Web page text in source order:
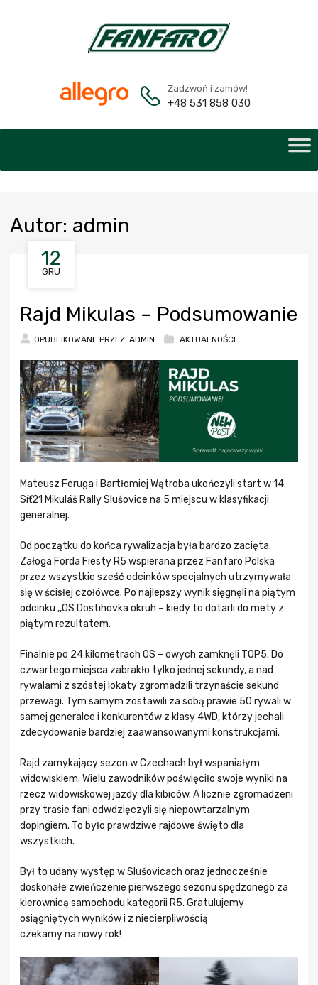
Zadzwoń i zamów!
+48 531 858 030
Autor: admin
12
GRU
Rajd Mikulas – Podsumowanie
OPUBLIKOWANE PRZEZ: ADMIN AKTUALNOŚCI
Mateusz Feruga i Bartłomiej Wątroba ukończyli start w 14.
Síť21 Mikuláš Rally Slušovice na 5 miejscu w klasyfikacji
generalnej.
Od początku do końca rywalizacja była bardzo zacięta.
Załoga Forda Fiesty R5 wspierana przez Fanfaro Polska
przez wszystkie sześć odcinków specjalnych utrzymywała
się w ścisłej czołówce. Po najlepszy wynik sięgnęli na piątym
odcinku ,,OS Dostihovka okruh – kiedy to dotarli do mety z
piątym rezultatem.
Finalnie po 24 kilometrach OS – owych zamknęli TOP5. Do
czwartego miejsca zabrakło tylko jednej sekundy, a nad
rywalami z szóstej lokaty zgromadzili trzynaście sekund
przewagi. Tym samym zostawili za sobą prawie 50 rywali w
samej generalce i konkurentów z klasy 4WD, którzy jechali
zdecydowanie bardziej zaawansowanymi konstrukcjami.
Rajd zamykający sezon w Czechach był wspaniałym
widowiskiem. Wielu zawodników poświęciło swoje wyniki na
rzecz widowiskowej jazdy dla kibiców. A licznie zgromadzeni
przy trasie fani odwdzięczyli się niepowtarzalnym
dopingiem. To było prawdziwe rajdowe święto dla
wszystkich.
Był to udany występ w Slušovicach oraz jednocześnie
doskonałe zwieńczenie pierwszego sezonu spędzonego za
kierownicą samochodu kategorii R5. Gratulujemy
osiągniętych wyników i z niecierpliwością
czekamy na nowy rok!